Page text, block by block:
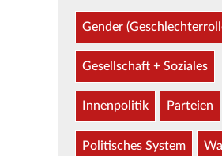
Gender
Gesellschaft + Soziales
Innenpolitik Parteien
Politisches System